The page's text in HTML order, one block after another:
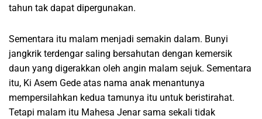
tahun tak dapat dipergunakan.
Sementara itu malam menjadi semakin dalam. Bunyi
jangkrik terdengar saling bersahutan dengan kemersik
daun yang digerakkan oleh angin malam sejuk. Sementara
itu, Ki Asem Gede atas nama anak menantunya
mempersilahkan kedua tamunya itu untuk beristirahat.
Tetapi malam itu Mahesa Jenar sama sekali tidak